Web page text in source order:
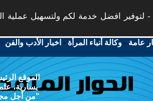
لتوفير افضل خدمة لكم ولتسهيل عملية
عامة -وكالة أنباء المرأة - اخبار الأدب والفن
الموقع
يسارية،
"من أجل